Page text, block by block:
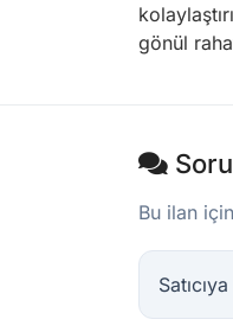
gönül
Bu ilan